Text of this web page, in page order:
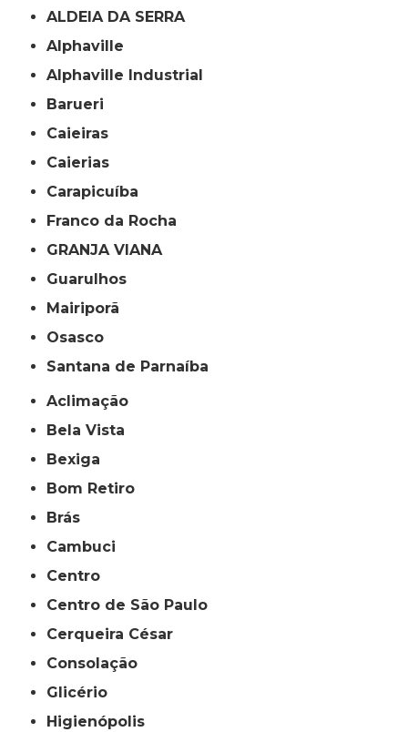
ALDEIA DA SERRA
Alphaville
Alphaville Industrial
Barueri
Caieiras
Caierias
Carapicuíba
Franco da Rocha
GRANJA VIANA
Guarulhos
Mairiporã
Osasco
Santana de Parnaíba
Aclimação
Bela Vista
Bexiga
Bom Retiro
Brás
Cambuci
Centro
Centro de São Paulo
Cerqueira César
Consolação
Glicério
Higienópolis